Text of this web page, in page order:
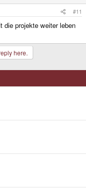
#11
die projekte weiter leben
here.